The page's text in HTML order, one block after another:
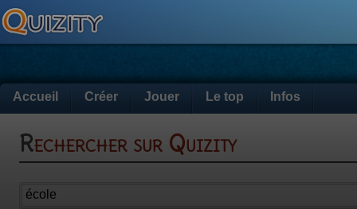
Accueil Créer Jouer Le top Infos
Rechercher sur Quizity